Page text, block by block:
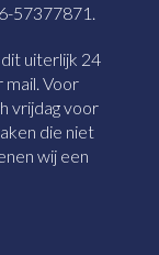
57377871.
uiterlijk 24
Voor
vrijdag voor
die niet
wij een